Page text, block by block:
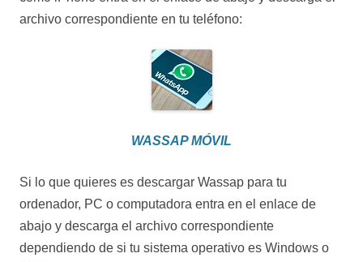
archivo correspondiente en tu teléfono:
WASSAP MÓVIL
Si lo que quieres es descargar Wassap para tu
ordenador, PC o computadora entra en el enlace de
abajo y descarga el archivo correspondiente
dependiendo de si tu sistema operativo es Windows o